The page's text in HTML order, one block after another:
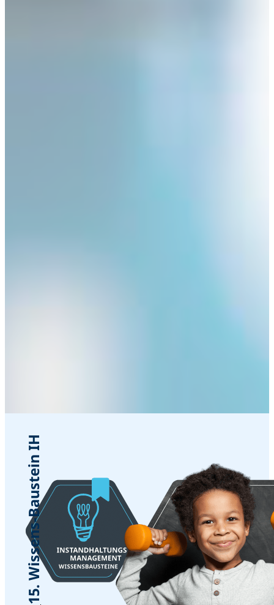
15. Wissens-Baustein IH